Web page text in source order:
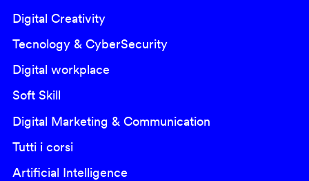
Digital Creativity
Tecnology & CyberSecurity
Digital workplace
Soft Skill
Digital Marketing & Communication
Tutti i corsi
Artificial Intelligence